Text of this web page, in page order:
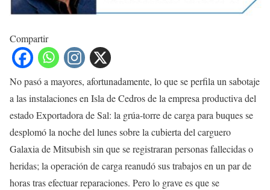
Compartir
No pasó a mayores, afortunadamente, lo que se perfila un sabotaje
a las instalaciones en Isla de Cedros de la empresa productiva del
estado Exportadora de Sal: la grúa-torre de carga para buques se
desplomó la noche del lunes sobre la cubierta del carguero
Galaxia de Mitsubish sin que se registraran personas fallecidas o
heridas; la operación de carga reanudó sus trabajos en un par de
horas tras efectuar reparaciones. Pero lo grave es que se